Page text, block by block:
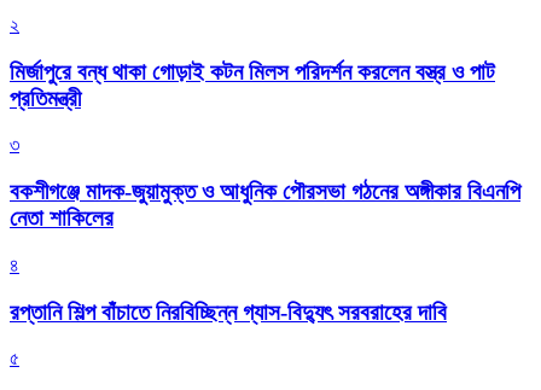
২
মির্জাপুরে বন্ধ থাকা গোড়াই কটন মিলস পরিদর্শন করলেন বস্ত্র ও পাট
প্রতিমন্ত্রী
৩
বকশীগঞ্জে মাদক-জুয়ামুক্ত ও আধুনিক পৌরসভা গঠনের অঙ্গীকার বিএনপি
নেতা শাকিলের
৪
রপ্তানি শিল্প বাঁচাতে নিরবিচ্ছিন্ন গ্যাস-বিদ্যুৎ সরবরাহের দাবি
৫